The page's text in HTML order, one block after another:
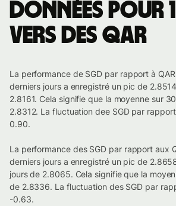
Données pour 1
vers des QAR
La performance de SGD par rapport à
derniers jours a enregistré un pic de
2.8161. Cela signifie que la moyenne sur
2.8312. La fluctuation dee SGD par
0.90.
La performance des SGD par rapport aux
derniers jours a enregistré un pic de
jours de 2.8065. Cela signifie que la
de 2.8336. La fluctuation des SGD par
-0.63.